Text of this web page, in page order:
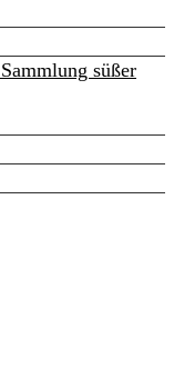
süßer